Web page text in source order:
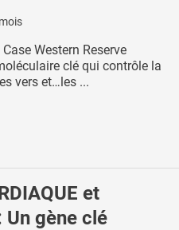
Western Reserve
clé qui contrôle la
vers et…les ...
et
Un gène clé